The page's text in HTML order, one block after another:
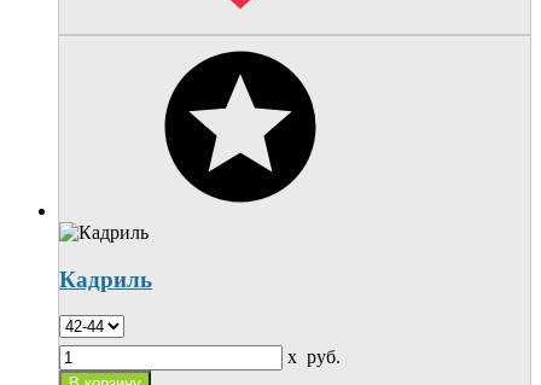
Кадриль
x руб.